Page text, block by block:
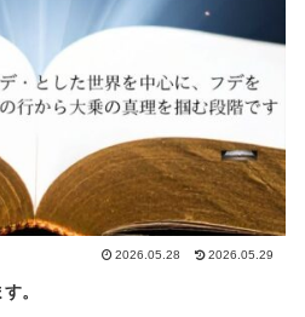
2026.05.28 2026.05.29
。